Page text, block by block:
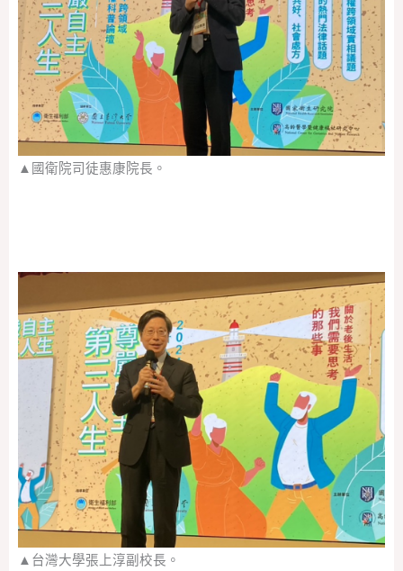
▲國衛院司徒惠康院長。
▲台灣大學張上淳副校長。